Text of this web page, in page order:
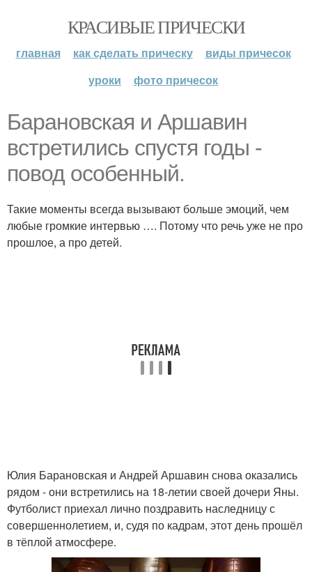
КРАСИВЫЕ ПРИЧЕСКИ
главная как сделать прическу
виды причесок
уроки
фото причесок
Барановская и Аршавин
встретились спустя годы -
повод особенный.
Такие моменты всегда вызывают больше эмоций, чем
любые громкие интервью …. Потому что речь уже не про
прошлое, а про детей.
Юлия Барановская и Андрей Аршавин снова оказались
рядом - они встретились на 18-летии своей дочери Яны.
Футболист приехал лично поздравить наследницу с
совершеннолетием, и, судя по кадрам, этот день прошёл
в тёплой атмосфере.